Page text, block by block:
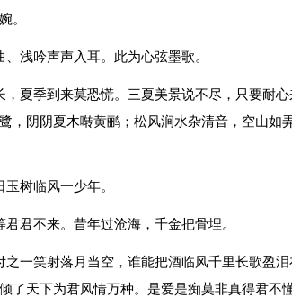
。
浅吟声声入耳。此为心弦墨歌。
，夏季到来莫恐慌。三夏美景说不尽，只要耐
，阴阴夏木啭黄鹂；松风涧水杂清音，空山如
树临风一少年。
君不来。昔年过沧海，千金把骨埋。
之一笑射落月当空，谁能把酒临风千里长歌盈
了天下为君风情万种。是爱是痴莫非真得君不